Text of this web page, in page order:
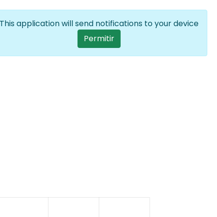
User account menu
Iniciar sesión ES Lista
application will send notifications to your device
Permitir